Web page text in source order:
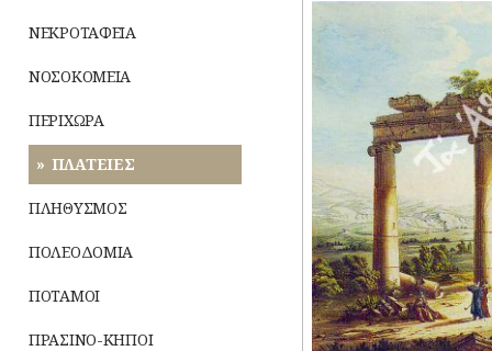
ΝΕΚΡΟΤΑΦΕΙΑ
ΝΟΣΟΚΟΜΕΙΑ
ΠΕΡΙΧΩΡΑ
ΠΛΑΤΕΙΕΣ
ΠΛΗΘΥΣΜΟΣ
ΠΟΛΕΟΔΟΜΙΑ
ΠΟΤΑΜΟΙ
ΠΡΑΣΙΝΟ-ΚΗΠΟΙ